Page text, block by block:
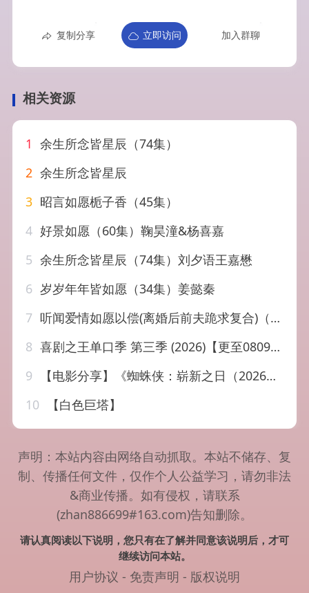
复制分享 立即访问 加入群聊
相关资源
1 余生所念皆星辰（74集）
2 余生所念皆星辰
3 昭言如愿栀子香（45集）
4 好景如愿（60集）鞠昊潼&杨喜嘉
5 余生所念皆星辰（74集）刘夕语王嘉懋
6 岁岁年年皆如愿（34集）姜懿秦
7 听闻爱情如愿以偿(离婚后前夫跪求复合)（黑暗荣耀之复仇女财阀）（100集）
8 喜剧之王单口季 第三季 (2026)【更至0809期】[附前2季][脱口秀 综…
9
【电影分享】《蜘蛛侠：崭新之日（2026）》超清中字
10
【白色巨塔】
声明：本站内容由网络自动抓取。本站不储存、复
制、传播任何文件，仅作个人公益学习，请勿非法
&商业传播。如有侵权，请联系
(zhan886699#163.com)告知删除。
请认真阅读以下说明，您只有在了解并同意该说明后，才可
继续访问本站。
用户协议 - 免责声明 - 版权说明